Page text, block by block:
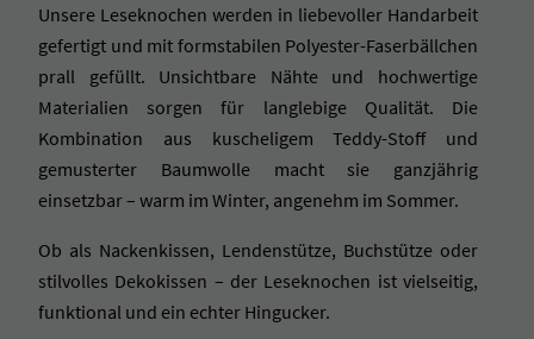
Unsere Leseknochen werden in liebevoller Handarbeit
gefertigt und mit formstabilen Polyester-Faserbällchen
prall gefüllt. Unsichtbare Nähte und hochwertige
Materialien sorgen für langlebige Qualität. Die
Kombination aus kuscheligem Teddy-Stoff und
gemusterter Baumwolle macht sie ganzjährig
einsetzbar – warm im Winter, angenehm im Sommer.
Ob als Nackenkissen, Lendenstütze, Buchstütze oder
stilvolles Dekokissen – der Leseknochen ist vielseitig,
funktional und ein echter Hingucker.